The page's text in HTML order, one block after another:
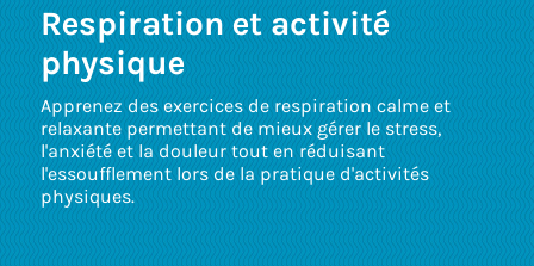
to
can
use
and
Respiration et activité
physique
Apprenez des exercices de respiration calme et
relaxante permettant de mieux gérer le stress,
l'anxiété et la douleur tout en réduisant
l'essoufflement lors de la pratique d'activités
physiques.